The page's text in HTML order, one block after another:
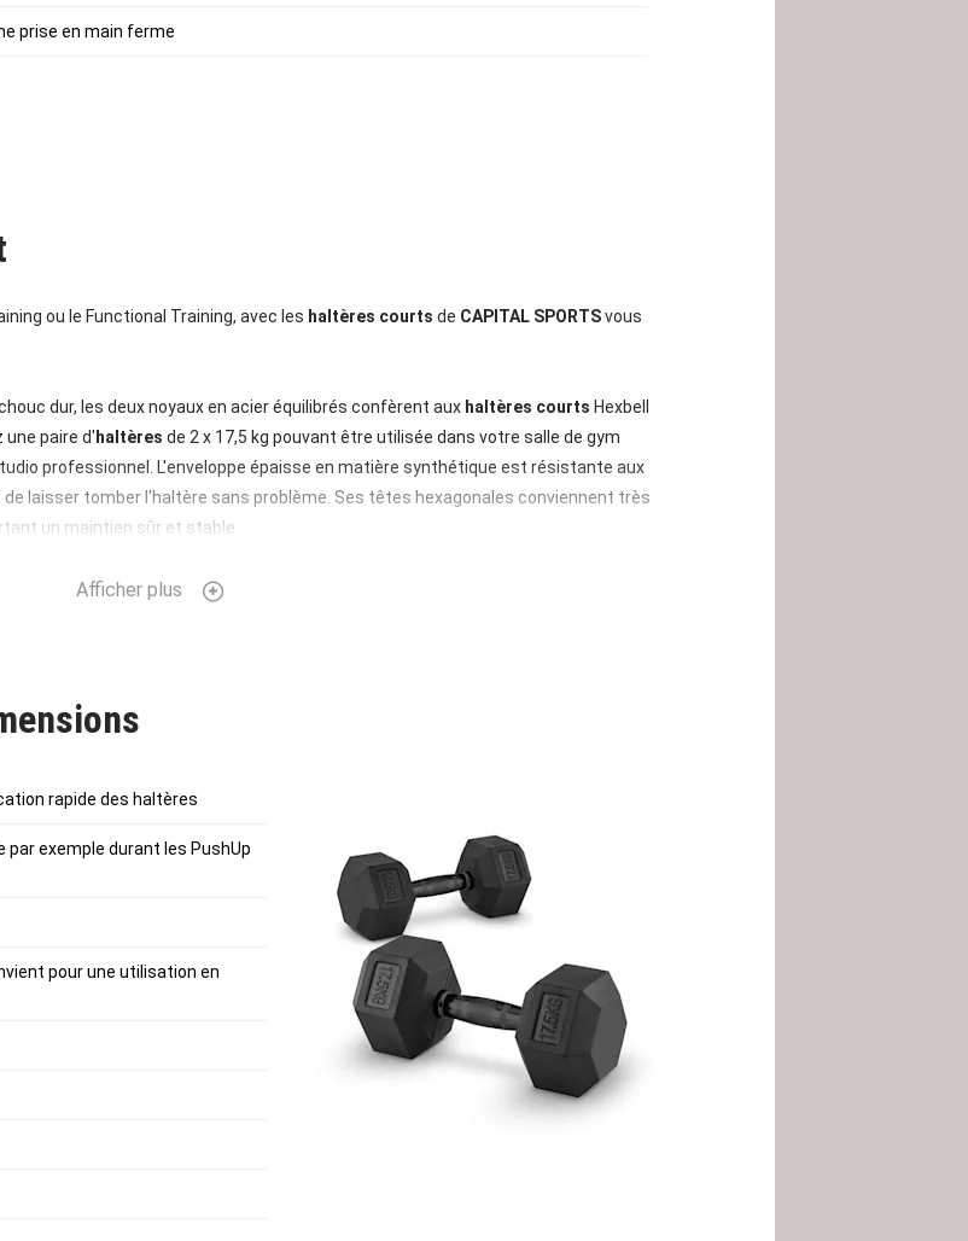
prise en main ferme
ou le Functional Training, avec les haltères courts de CAPITAL SPORTSvous
dur, les deux noyaux en acier équilibrés confèrent aux haltères courts Hexbell
une paire d' haltères de 2 x 17,5 kg pouvant être utilisée dans votre salle de gym
professionnel. L'enveloppe épaisse en matière synthétique est résistante aux
laisser tomber l'haltère sans problème. Ses têtes hexagonales conviennent très
un maintien sûr et stable.
fermement sur les têtes d’haltère, de telle sorte que les poids ne sont pas
Afficher plus
rapide des haltères
par exemple durant les PushUp
pour une utilisation en